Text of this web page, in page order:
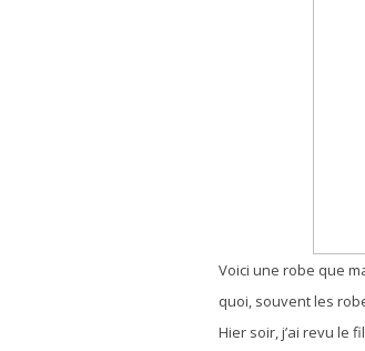
Voici une robe que
quoi, souvent les
Hier soir, j’ai revu le